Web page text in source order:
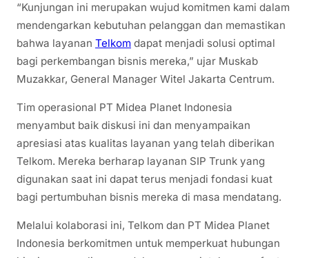
“Kunjungan ini merupakan wujud komitmen kami dalam
mendengarkan kebutuhan pelanggan dan memastikan
bahwa layanan Telkom dapat menjadi solusi optimal
bagi perkembangan bisnis mereka,” ujar Muskab
Muzakkar, General Manager Witel Jakarta Centrum.
Tim operasional PT Midea Planet Indonesia
menyambut baik diskusi ini dan menyampaikan
apresiasi atas kualitas layanan yang telah diberikan
Telkom. Mereka berharap layanan SIP Trunk yang
digunakan saat ini dapat terus menjadi fondasi kuat
bagi pertumbuhan bisnis mereka di masa mendatang.
Melalui kolaborasi ini, Telkom dan PT Midea Planet
Indonesia berkomitmen untuk memperkuat hubungan